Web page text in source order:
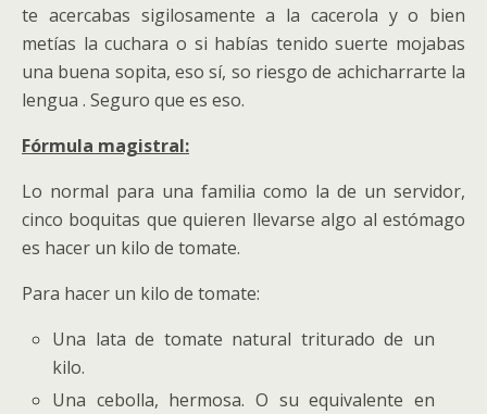
te acercabas sigilosamente a la cacerola y o bien
metías la cuchara o si habías tenido suerte mojabas
una buena sopita, eso sí, so riesgo de achicharrarte la
lengua . Seguro que es eso.
Fórmula magistral:
Lo normal para una familia como la de un servidor,
cinco boquitas que quieren llevarse algo al estómago
es hacer un kilo de tomate.
Para hacer un kilo de tomate:
Una lata de tomate natural triturado de un
kilo.
Una cebolla, hermosa. O su equivalente en